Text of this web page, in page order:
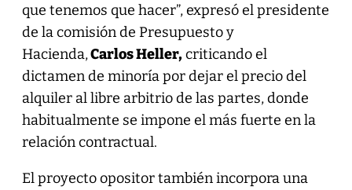
que tenemos que hacer”, expresó el presidente
de la comisión de Presupuesto y
Hacienda,Carlos Heller,criticando el
dictamen de minoría por dejar el precio del
alquiler al libre arbitrio de las partes, donde
habitualmente se impone el más fuerte en la
relación contractual.
El proyecto opositor también incorpora una